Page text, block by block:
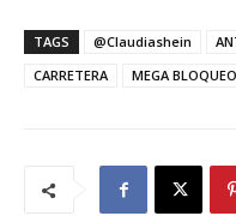
TAGS @Claudiashein
CARRETERA
MEGA BLOQUEO